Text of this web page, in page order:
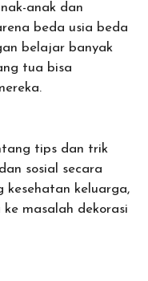
anak dan
beda usia beda
belajar banyak
tua bisa
tips dan trik
sosial secara
kesehatan keluarga,
masalah dekorasi